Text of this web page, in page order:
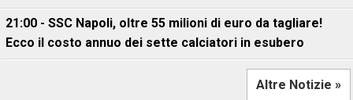
21:00 - SSC Napoli, oltre 55 milioni di euro da tagliare!
Ecco il costo annuo dei sette calciatori in esubero
Altre Notizie »